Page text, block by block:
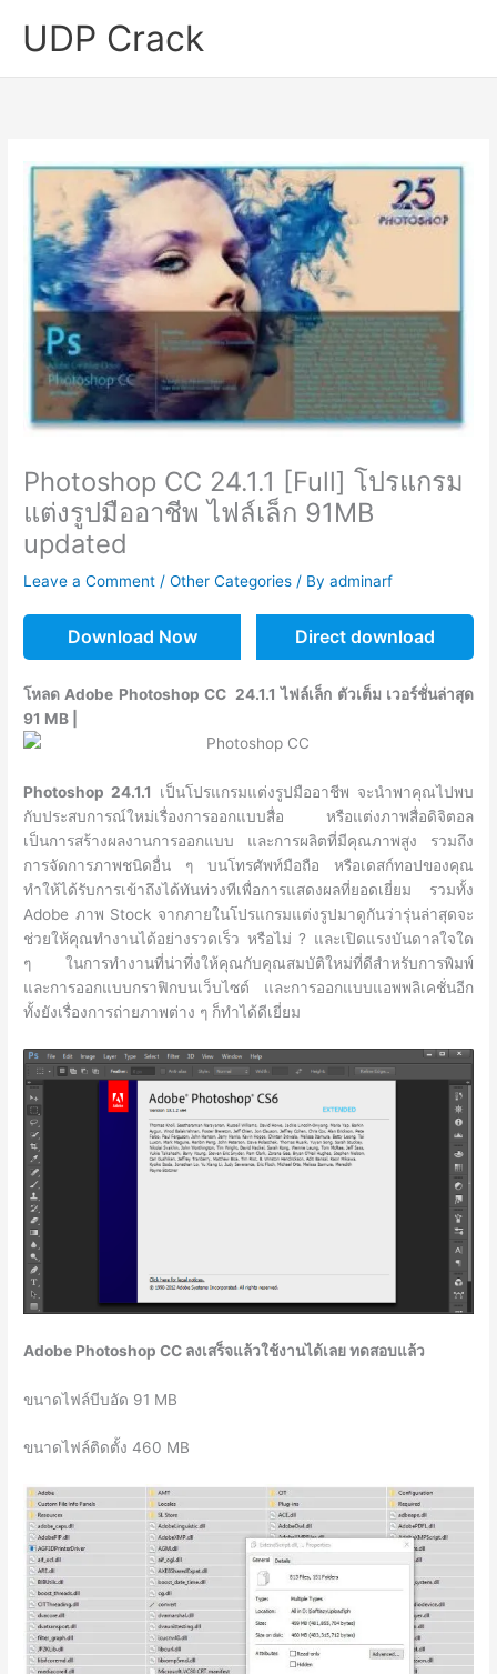
UDP Crack
Photoshop CC 24.1.1 [Full] โปรแกรม
แต่งรูปมืออาชีพ ไฟล์เล็ก 91MB
updated
Leave a Comment /Other Categories / Byadminarf
Download Now Direct download
โหลด Adobe Photoshop CC 24.1.1 ไฟล์เล็ก ตัวเต็ม เวอร์ชั่นล่าสุด
91 MB |
Photoshop 24.1.1 เป็นโปรแกรมแต่งรูปมืออาชีพ จะนำพาคุณไปพบ
กับประสบการณ์ใหม่เรื่องการออกแบบสื่อ หรือแต่งภาพสื่อดิจิตอล
เป็นการสร้างผลงานการออกแบบ และการผลิตที่มีคุณภาพสูง รวมถึง
การจัดการภาพชนิดอื่น ๆ บนโทรศัพท์มือถือ หรือเดสก์ทอปของคุณ
ทำให้ได้รับการเข้าถึงได้ทันท่วงทีเพื่อการแสดงผลที่ยอดเยี่ยม รวมทั้ง
Adobe ภาพ Stock จากภายในโปรแกรมแต่งรูปมาดูกันว่ารุ่นล่าสุดจะ
ช่วยให้คุณทำงานได้อย่างรวดเร็ว หรือไม่ ? และเปิดแรงบันดาลใจใด
ๆ ในการทำงานที่น่าทึ่งให้คุณกับคุณสมบัติใหม่ที่ดีสำหรับการพิมพ์
และการออกแบบกราฟิกบนเว็บไซต์ และการออกแบบแอพพลิเคชั่นอีก
ทั้งยังเรื่องการถ่ายภาพต่าง ๆ ก็ทำได้ดีเยี่ยม
Adobe Photoshop CC ลงเสร็จแล้วใช้งานได้เลย ทดสอบแล้ว
ขนาดไฟล์บีบอัด 91 MB
ขนาดไฟล์ติดตั้ง 460 MB